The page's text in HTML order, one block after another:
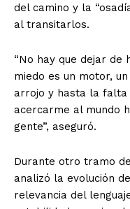
del camino y la
al transitarlos.
“No hay que dejar de
miedo es un motor,
arrojo y hasta la falta
acercarme al mundo
gente”, aseguró.
Durante otro tramo
analizó la evolución
relevancia del